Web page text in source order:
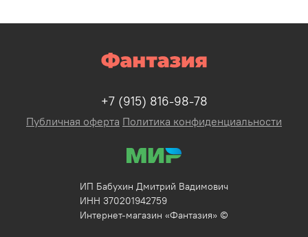
+7 (915) 816-98-78
Публичная оферта Политика конфиденциальности
ИП Бабухин Дмитрий Вадимович
ИНН 370201942759
Интернет-магазин «Фантазия» ©